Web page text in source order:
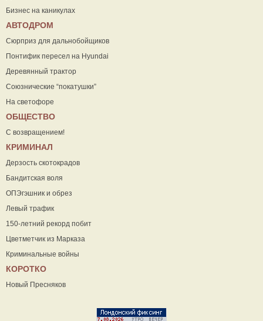
Бизнес на каникулах
АВТОДРОМ
Сюрприз для дальнобойщиков
Понтифик пересел на Hyundai
Деревянный трактор
Союзнические “покатушки”
На светофоре
ОБЩЕСТВО
С возвращением!
КРИМИНАЛ
Дерзость скотокрадов
Бандитская воля
ОПЭгэшник и обрез
Левый трафик
150-летний рекорд побит
Цветметчик из Марказа
Криминальные войны
КОРОТКО
Новый Пресняков